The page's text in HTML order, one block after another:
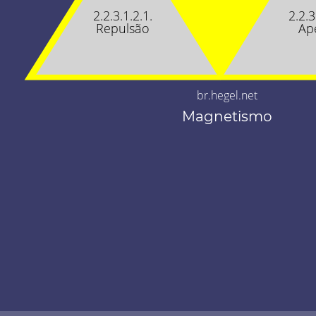
2.2.3.1.2.1.
Repulsão
br.hegel.net
Magnetismo